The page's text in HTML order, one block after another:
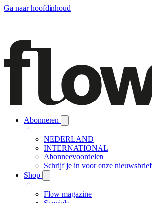
Ga naar hoofdinhoud
Abonneren
NEDERLAND
INTERNATIONAL
Abonneevoordelen
Schrijf je in voor onze nieuwsbrief
Shop
Flow magazine